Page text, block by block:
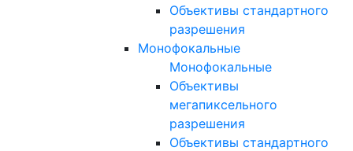
Объективы стандартного
разрешения
Монофокальные
Монофокальные
Объективы
мегапиксельного
разрешения
Объективы стандартного